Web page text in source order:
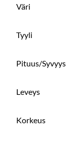
Väri
Tyyli
Pituus/Syvyys
Leveys
Korkeus